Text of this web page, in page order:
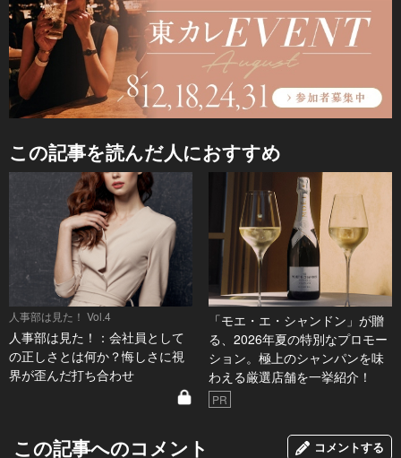
この記事を読んだ人におすすめ
人事部は見た！ Vol.4
人事部は見た！：会社員として
の正しさとは何か？悔しさに視
界が歪んだ打ち合わせ
「モエ・エ・シャンドン」が贈
る、2026年夏の特別なプロモー
ション。極上のシャンパンを味
わえる厳選店舗を一挙紹介！
PR
この記事へのコメント コメントする